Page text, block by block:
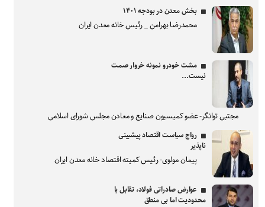
بخش معدن در بودجه ۱۴۰۱
محمدرضا بهرامن _ رئیس خانه معدن ایران
مشت خودرو نمونه خروار صمت
نیست...
مجتبی توانگر- عضو کمیسیون صنایع و معادن مجلس شورای اسلامی
رواج سیاست اقتصاد پیشبینی
ناپذیر
پیمان مولوی- رئیس کمیته اقتصاد خانه معدن ایران
عوارض صادراتی فولاد، تقابل با
محدودیت اما بی منطق